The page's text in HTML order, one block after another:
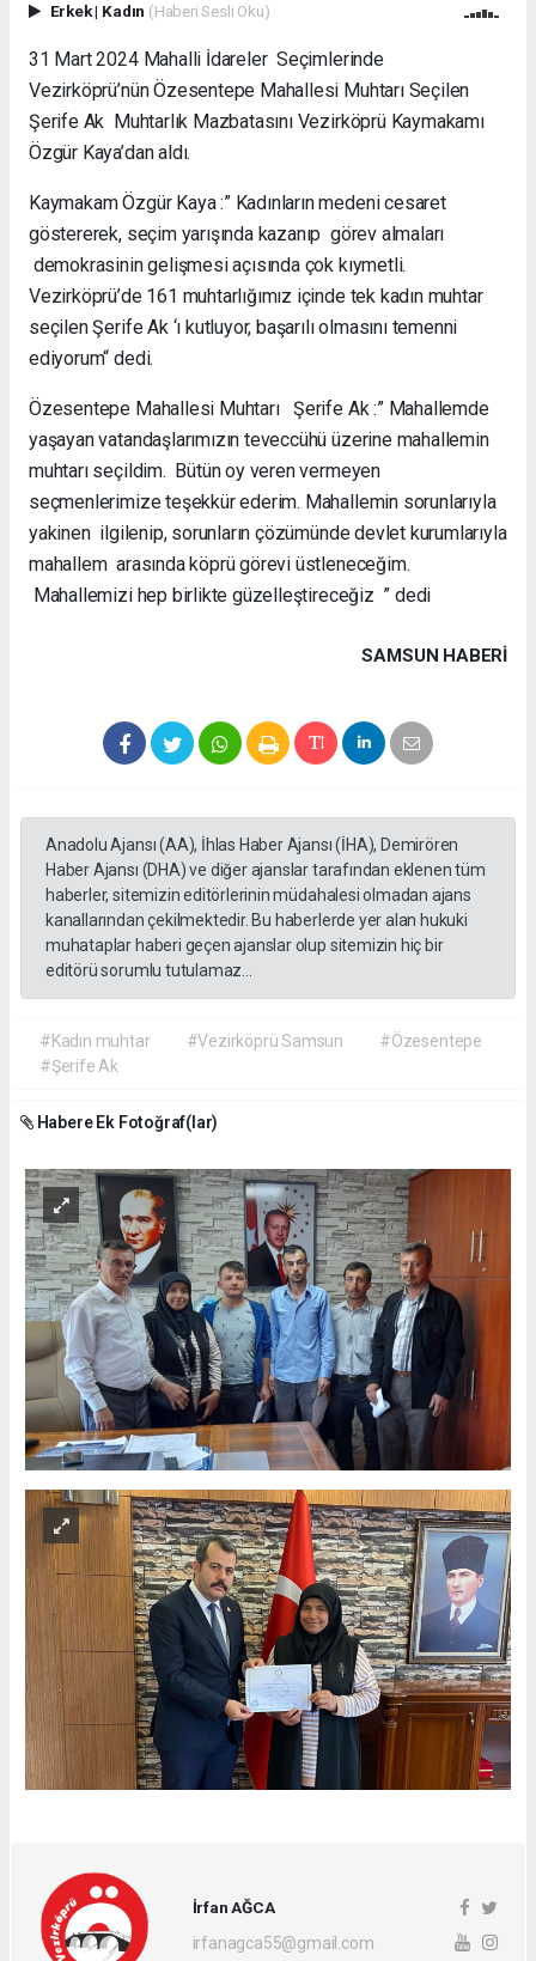
Erkek| Kadın (Haberi Sesli Oku)
31 Mart 2024 Mahalli İdareler Seçimlerinde
Vezirköprü’nün Özesentepe Mahallesi Muhtarı Seçilen
Şerife Ak Muhtarlık Mazbatasını Vezirköprü Kaymakamı
Özgür Kaya’dan aldı.
Kaymakam Özgür Kaya :” Kadınların medeni cesaret
göstererek, seçim yarışında kazanıp görev almaları
demokrasinin gelişmesi açısında çok kıymetli.
Vezirköprü’de 161 muhtarlığımız içinde tek kadın muhtar
seçilen Şerife Ak ‘ı kutluyor, başarılı olmasını temenni
ediyorum“ dedi.
Özesentepe Mahallesi Muhtarı Şerife Ak :” Mahallemde
yaşayan vatandaşlarımızın teveccühü üzerine mahallemin
muhtarı seçildim. Bütün oy veren vermeyen
seçmenlerimize teşekkür ederim. Mahallemin sorunlarıyla
yakinen ilgilenip, sorunların çözümünde devlet kurumlarıyla
mahallem arasında köprü görevi üstleneceğim.
Mahallemizi hep birlikte güzelleştireceğiz ” dedi
SAMSUN HABERİ
Anadolu Ajansı (AA), İhlas Haber Ajansı (İHA), Demirören
Haber Ajansı (DHA) ve diğer ajanslar tarafından eklenen tüm
haberler, sitemizin editörlerinin müdahalesi olmadan ajans
kanallarından çekilmektedir. Bu haberlerde yer alan hukuki
muhataplar haberi geçen ajanslar olup sitemizin hiç bir
editörü sorumlu tutulamaz...
#Kadın muhtar #Vezirköprü Samsun
#Özesentepe
#Şerife Ak
Habere Ek Fotoğraf(lar)
İrfan AĞCA
irfanagca55@gmail.com